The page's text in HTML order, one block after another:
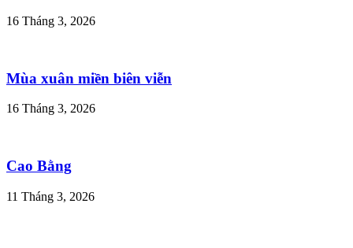
16 Tháng 3, 2026
Mùa xuân miền biên viễn
16 Tháng 3, 2026
Cao Bằng
11 Tháng 3, 2026